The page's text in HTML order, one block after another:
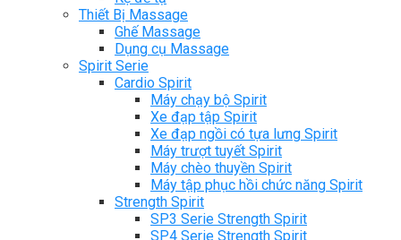
Thiết Bị Massage
Ghế Massage
Dụng cụ Massage
Spirit Serie
Cardio Spirit
Máy chạy bộ Spirit
Xe đạp tập Spirit
Xe đạp ngồi có tựa lưng Spirit
Máy trượt tuyết Spirit
Máy chèo thuyền Spirit
Máy tập phục hồi chức năng Spirit
Strength Spirit
SP3 Serie Strength Spirit
SP4 Serie Strength Spirit